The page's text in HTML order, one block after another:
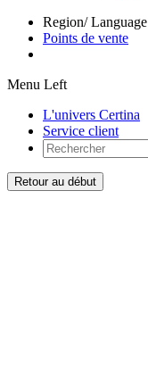
Region/ Language
Points de vente
Menu Left
L'univers Certina
Service client
Retour au début